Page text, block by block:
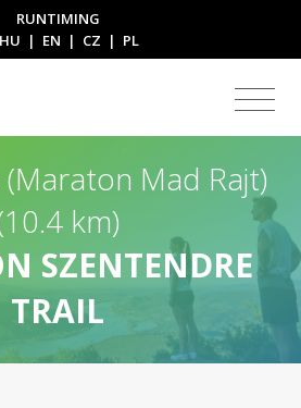
RUNTIMING
HU | EN | CZ | PL
Mad Rajt)
km)
SZENTENDRE
TRAIL